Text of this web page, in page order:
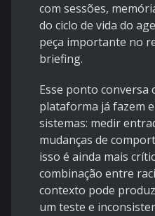
com sessões,
do ciclo de vida do
peça importante no
briefing.
Esse ponto conversa
plataforma já fazem
sistemas: medir
mudanças de
isso é ainda mais
combinação entre
contexto pode
um teste e